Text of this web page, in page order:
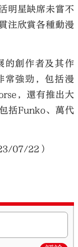
明星缺席未嘗不
注欣賞各種動漫
的創作者及其作
常強勁，包括漫
，還有推出大
括Funko、萬代
07/22）